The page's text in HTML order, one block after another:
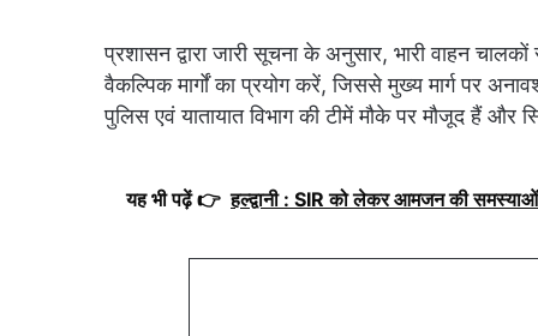
प्रशासन द्वारा जारी सूचना के अनुसार, भारी वाहन
वैकल्पिक मार्गों का प्रयोग करें, जिससे मुख्य मार्ग पर
पुलिस एवं यातायात विभाग की टीमें मौके पर मौजूद हैं और
यह भी पढ़ें 👉 हल्द्वानी : SIR को लेकर आमजन की